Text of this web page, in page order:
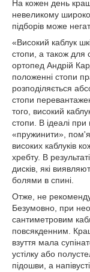
На кожен день
невеликому
підборів може
«Високий каблук
стопи, а також для
ортопед Андрій
положенні стопи
розподіляється
стопи
того, високий
стопи. В ідеалі
«пружинити»,
високих каблуків
хребту. В
дисків, які
болями в спині.
Отже, не
Безумовно, при
сантиметровим
повсякденним.
взуття мала
устілку або
підошви, а